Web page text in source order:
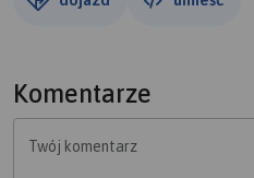
Komentarze
Twój komentarz